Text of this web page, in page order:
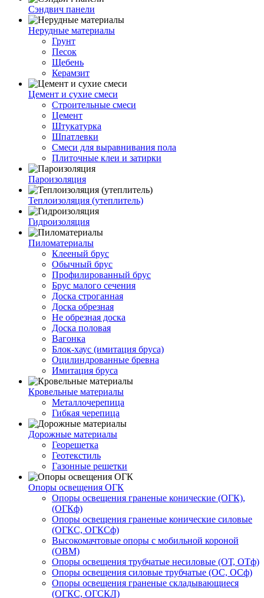
Сэндвич панели
Нерудные материалы
Грунт
Песок
Щебень
Керамзит
Цемент и сухие смеси
Строительные смеси
Цемент
Штукатурка
Шпатлевки
Смеси для выравнивания пола
Плиточные клеи и затирки
Пароизоляция
Теплоизоляция (утеплитель)
Гидроизоляция
Пиломатериалы
Клееный брус
Обычный брус
Профилированный брус
Брус малого сечения
Доска строганная
Доска обрезная
Не обрезная доска
Доска половая
Вагонка
Блок-хаус (имитация бруса)
Оцилиндрованные бревна
Имитация бруса
Кровельные материалы
Металлочерепица
Гибкая черепица
Дорожные материалы
Георешетка
Геотекстиль
Газонные решетки
Опоры освещения ОГК
Опоры освещения граненые конические (ОГК),
(ОГКф)
Опоры освещения граненые конические силовые
(ОГКС, ОГКСф)
Высокомачтовые опоры с мобильной короной
(ОВМ)
Опоры освещения трубчатые несиловые (ОТ, ОТф)
Опоры освещения силовые трубчатые (ОС, ОСф)
Опоры освещения граненые складывающиеся
(ОГКС, ОГСКЛ)